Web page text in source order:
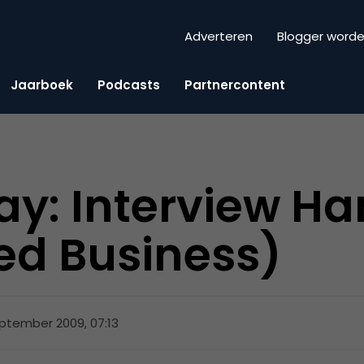
Adverteren Blogger
Jaarboek Podcasts Partnercontent
Interview
Business)
2009, 07:13